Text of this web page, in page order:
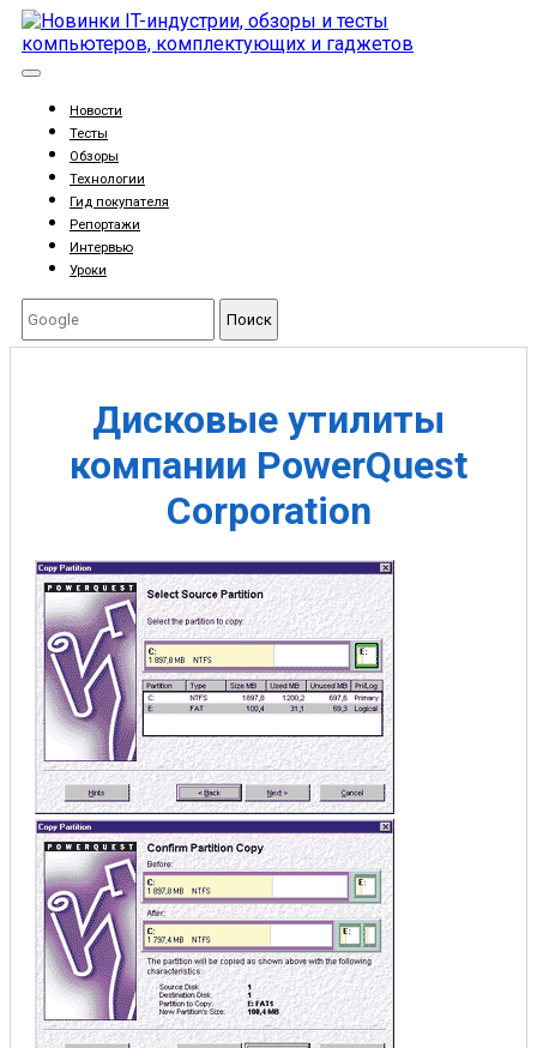
Новости
Тесты
Обзоры
Технологии
Гид покупателя
Репортажи
Интервью
Уроки
Поиск
Дисковые утилиты
компании PowerQuest
Corporation